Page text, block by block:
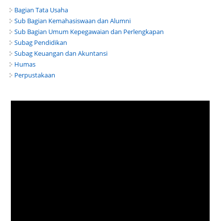
Bagian Tata Usaha
Sub Bagian Kemahasiswaan dan Alumni
Sub Bagian Umum Kepegawaian dan Perlengkapan
Subag Pendidikan
Subag Keuangan dan Akuntansi
Humas
Perpustakaan